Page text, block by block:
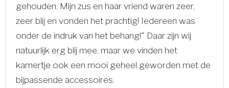
gehouden. Mijn zus en haar vriend waren zeer,
zeer blij en vonden het prachtig! Iedereen was
onder de indruk van het behang!" Daar zijn wij
natuurlijk erg blij mee, maar we vinden het
kamertje ook een mooi geheel geworden met de
bijpassende accessoires.